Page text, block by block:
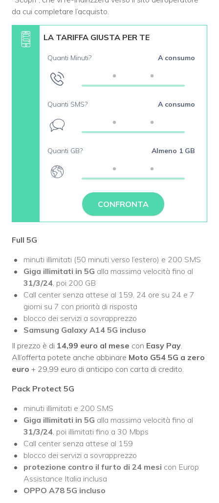
da cui completare l’acquisto.
LA TARIFFA GIUSTA PER TE
Quanti Minuti? A consumo
Quanti SMS? A consumo
Quanti GB? Almeno 1 GB
CONFRONTA
Full 5G
minuti illimitati (50 minuti verso l’estero) e 200 SMS
Giga illimitati in 5G alla massima velocità fino al
31/3/24 , poi 200 GB
Call center senza attese al 159, 24 ore su 24 e 7
giorni su 7 con priorità di risposta
blocco dei servizi a sovrapprezzo
Samsung Galaxy A14 5G incluso
Il prezzo è di 14,99 euro al mese con Easy Pay
All’offerta potete anche abbinare Moto G54 5G a zero
euro + 29,99 euro di anticipo con carta di credito.
Pack Protect 5G
minuti illimitati e 200 SMS
Giga illimitati in 5G alla massima velocità fino al
31/3/24 , poi illimitati fino a 30 Mbps
Call center senza attese al 159
blocco dei servizi a sovrapprezzo
protezione contro il furto di 24 mesi con Europ
Assistance Italia inclusa
OPPO A78 5G incluso